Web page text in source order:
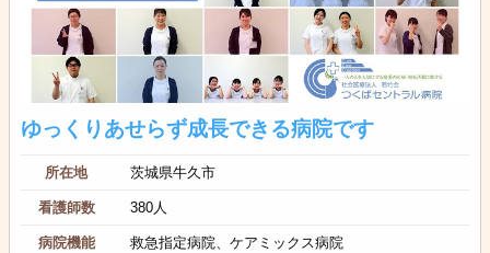
ゆっくりあせらず成長できる病院です
所在地 茨城県牛久市
看護師数 380人
病院機能 救急指定病院、ケアミックス病院